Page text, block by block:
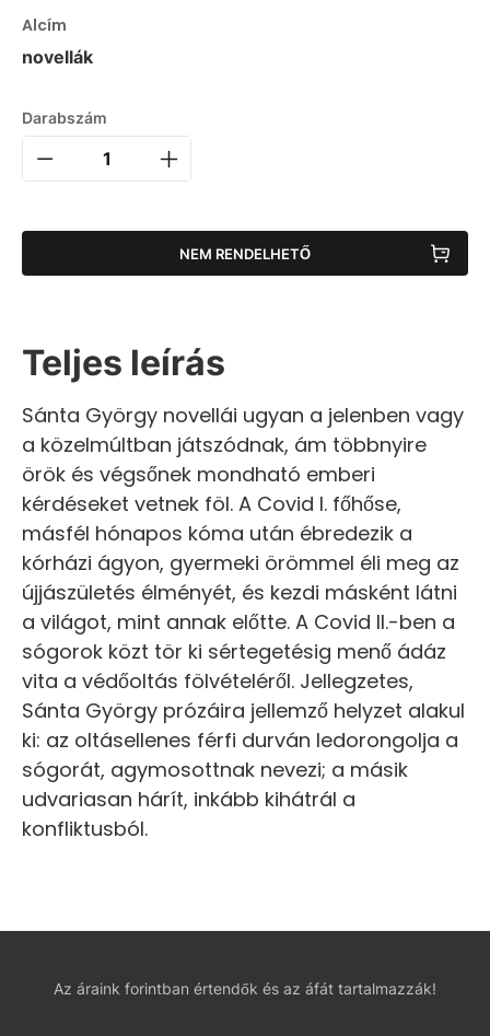
Alcím
novellák
Darabszám
NEM RENDELHETŐ
Teljes leírás
Sánta György novellái ugyan a jelenben vagy
a közelmúltban játszódnak, ám többnyire
örök és végsőnek mondható emberi
kérdéseket vetnek föl. A Covid I. főhőse,
másfél hónapos kóma után ébredezik a
kórházi ágyon, gyermeki örömmel éli meg az
újjászületés élményét, és kezdi másként látni
a világot, mint annak előtte. A Covid II.-ben a
sógorok közt tör ki sértegetésig menő ádáz
vita a védőoltás fölvételéről. Jellegzetes,
Sánta György prózáira jellemző helyzet alakul
ki: az oltásellenes férfi durván ledorongolja a
sógorát, agymosottnak nevezi; a másik
udvariasan hárít, inkább kihátrál a
konfliktusból.
Az áraink forintban értendők és az áfát tartalmazzák!